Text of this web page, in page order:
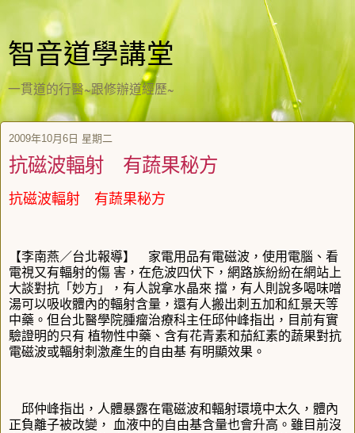
智音道學講堂
一貫道的行醫~跟修辦道經歷~
2009年10月6日 星期二
抗磁波輻射 有蔬果秘方
抗磁波輻射 有蔬果秘方
【李南燕／台北報導】 家電用品有電磁波，使用電腦、看
電視又有輻射的傷 害，在危波四伏下，網路族紛紛在網站上
大談對抗「妙方」，有人說拿水晶來 擋，有人則說多喝味噌
湯可以吸收體內的輻射含量，還有人搬出刺五加和紅景天等
中藥。但台北醫學院腫瘤治療科主任邱仲峰指出，目前有實
驗證明的只有 植物性中藥、含有花青素和茄紅素的蔬果對抗
電磁波或輻射刺激產生的自由基 有明顯效果。
邱仲峰指出，人體暴露在電磁波和輻射環境中太久，體內
正負離子被改變， 血液中的自由基含量也會升高。雖目前沒